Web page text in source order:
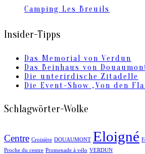
Camping Les Breuils
Insider-Tipps
Das Memorial von Verdun
Das Beinhaus von
Die unterirdische Zitadelle
Die Event-Show „Von den
Schlagwörter-Wolke
Centre Croisière DOUAUMONT Eloigné
Proche du centre Promenade à vélo VERDUN